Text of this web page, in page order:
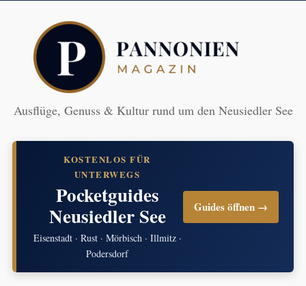
Ausflüge, Genuss & Kultur rund um den Neusiedler See
KOSTENLOS FÜR
UNTERWEGS
Pocketguides
Neusiedler See
Eisenstadt · Rust · Mörbisch · Illmitz ·
Podersdorf
Guides öffnen →